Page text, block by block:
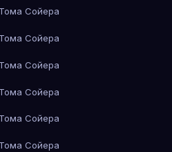
Сойера
Сойера
Сойера
Сойера
Сойера
Сойера